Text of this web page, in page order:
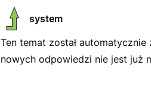
system
Ten temat został
nowych odpowiedzi nie jest już